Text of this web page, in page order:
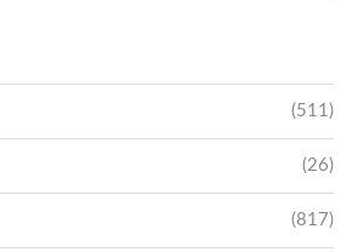
(511)
(26)
(817)